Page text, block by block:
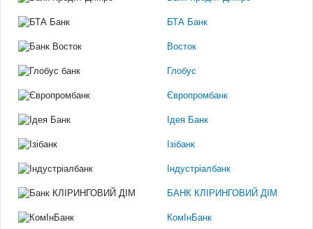
БТА Банк
Восток
Глобус
Європромбанк
Ідея Банк
Ізібанк
Індустріалбанк
БАНК КЛІРИНГОВИЙ ДІМ
КомІнБанк